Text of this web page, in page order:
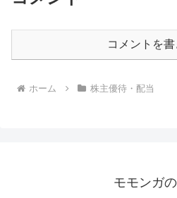
コメントを
ホーム 株主優待・配当
モモンガ